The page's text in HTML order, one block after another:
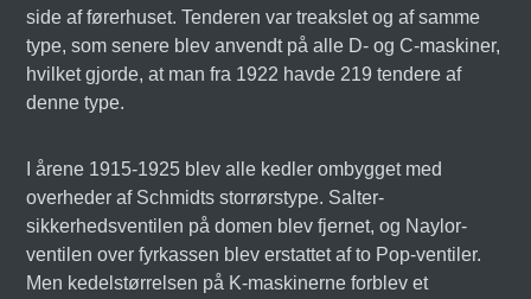
side af førerhuset. Tenderen var treakslet og af samme
type, som senere blev anvendt på alle D- og C-maskiner,
hvilket gjorde, at man fra 1922 havde 219 tendere af
denne type.
I årene 1915-1925 blev alle kedler ombygget med
overheder af Schmidts storrørstype. Salter-
sikkerhedsventilen på domen blev fjernet, og Naylor-
ventilen over fyrkassen blev erstattet af to Pop-ventiler.
Men kedelstørrelsen på K-maskinerne forblev et